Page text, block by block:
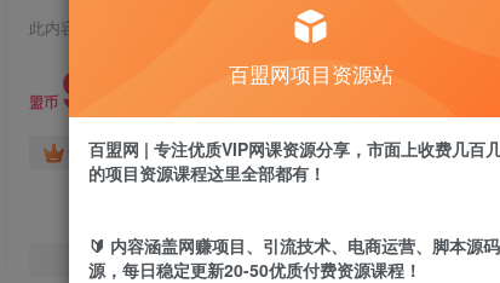
此内容为付费阅读，请付费后查看
盟币 9.9
黄金会员免费 超级会员免费
您当前未登录！建议登陆
百盟网项目资源站
百盟网 | 专注优质VIP网课资源分享，市面上收费几百
的项目资源课程这里全部都有！
🔰 内容涵盖网赚项目、引流技术、电商运营、脚本源
源，每日稳定更新20-50优质付费资源课程！